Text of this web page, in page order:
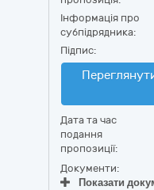
Інформація про
субпідрядника:
Підпис:
Дата та час
подання
пропозиції:
Документи:
Показати